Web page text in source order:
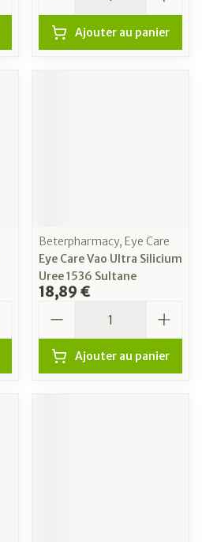
Ajouter au panier
Beterpharmacy, Eye Care
Eye Care Vao Ultra Silicium
Uree 1536 Sultane
18,89 €
Ajouter au panier